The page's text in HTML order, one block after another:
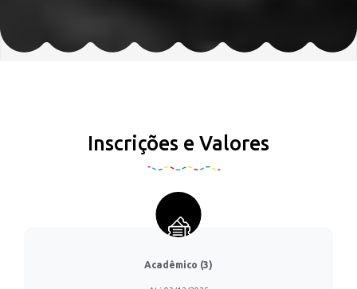
Inscrições e Valores
Acadêmico (3)